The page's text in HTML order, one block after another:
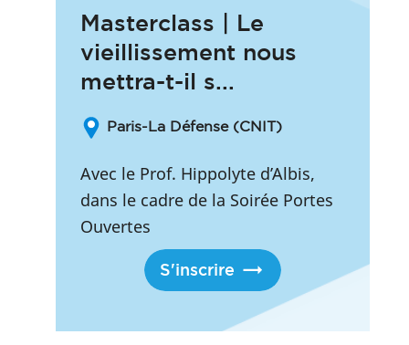
Masterclass | Le
vieillissement nous
mettra-t-il s...
Paris-La Défense (CNIT)
Avec le Prof. Hippolyte d’Albis,
dans le cadre de la Soirée Portes
Ouvertes
S'inscrire